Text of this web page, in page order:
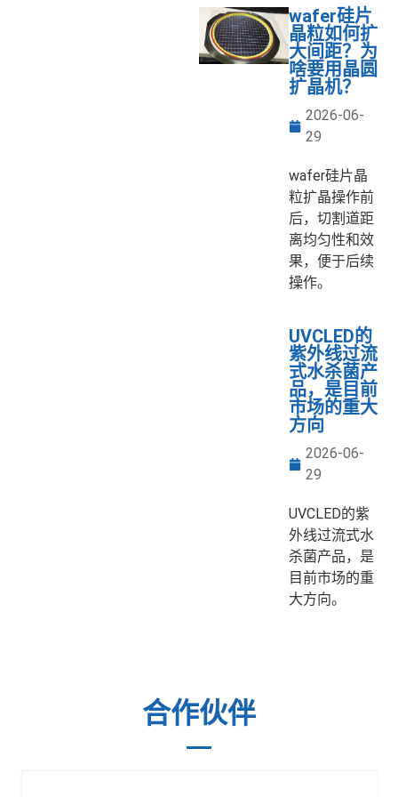
wafer硅片
晶粒如何扩
大间距？为
啥要用晶圆
扩晶机？
2026-06-
29
wafer硅片晶
粒扩晶操作前
后，切割道距
离均匀性和效
果，便于后续
操作。
UVCLED的
紫外线过流
式水杀菌产
品，是目前
市场的重大
方向
2026-06-
29
UVCLED的紫
外线过流式水
杀菌产品，是
目前市场的重
大方向。
合作伙伴